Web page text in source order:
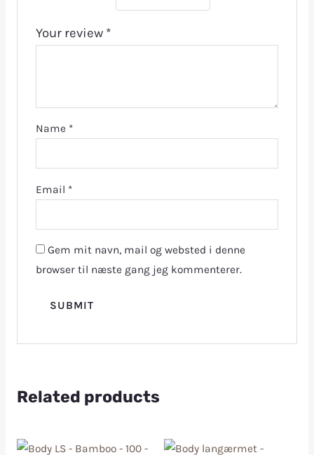
Your review *
Name *
Email *
Gem mit navn, mail og websted i denne
browser til næste gang jeg kommenterer.
Related products